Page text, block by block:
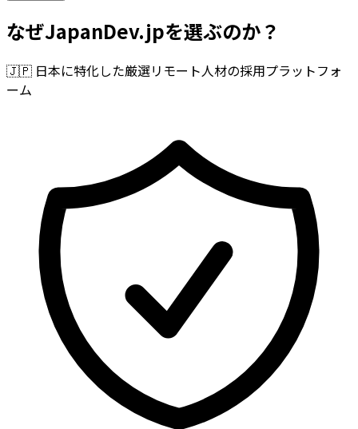
なぜJapanDev.jpを選ぶのか？
🇯🇵 日本に特化した厳選リモート人材の採用プラットフォ
ーム